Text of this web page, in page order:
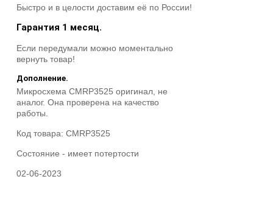
Быстро и в целости доставим её по России!
Гарантия 1 месяц.
Если передумали можно моментально
вернуть товар!
Дополнение.
Микросхема CMRP3525 оригинал, не
аналог. Она проверена на качество
работы.
Код товара: CMRP3525
Состояние - имеет потертости
02-06-2023